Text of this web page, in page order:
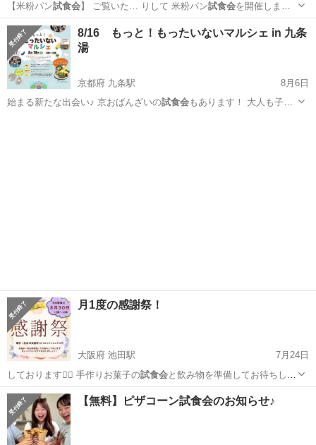
【米粉パン試食会 】 ご覧いた… りして 米粉パン試食会を開催しま
す。 … いという思いで試食会を企画しました。 … ♪試食会について
試食会 日程＞ ８月２５… く...
東京 世田谷区 祖師ヶ谷大蔵駅 その他
8/16 もっと！もったいないマルシェ in 九条
湯
京都府 九条駅
8月6日
始まる新たな出会い♪ 京おばんざいの試食会もあります！ 大人も子ど
月1度の感謝祭！
大阪府 池田駅
7月24日
しております🙇‍♀️ 手作りお菓子の試食会と飲み物を準備してお待ちして
おります✨…
大阪 池田市 池田駅 地域/お祭り 感謝祭
【無料】ピザコーン試食会のお知らせ♪